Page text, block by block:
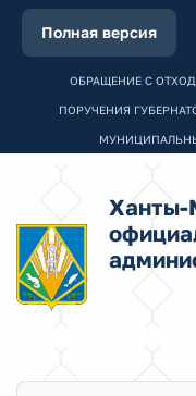
Полная версия
ОБРАЩЕНИЕ С
ПОРУЧЕНИЯ
Ханты-